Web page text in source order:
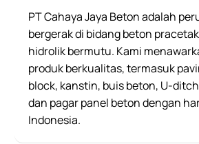
PT Cahaya Jaya Beton adalah
bergerak di bidang beton
hidrolik bermutu. Kami
produk berkualitas, termasuk
block, kanstin, buis beton, U-
dan pagar panel beton dengan
Indonesia.